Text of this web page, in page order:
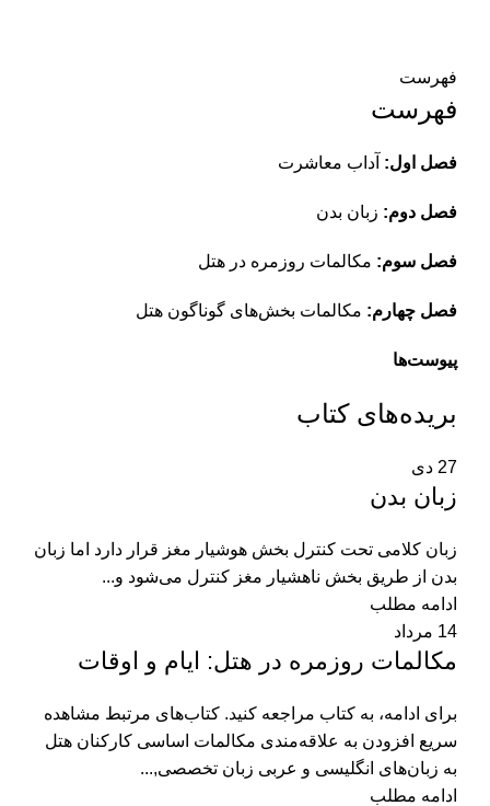
فهرست
فهرست
فصل اول: آداب معاشرت
فصل دوم:‌ زبان بدن
فصل سوم: مکالمات روزمره در هتل
فصل چهارم:‌ مکالمات بخش‌های گوناگون هتل
پیوست‌ها
بریده‌های کتاب
27 دی
زبان بدن
زبان کلامی تحت کنترل بخش هوشیار مغز قرار دارد اما زبان
بدن از طریق بخش ناهشیار مغز کنترل می‌شود و...
ادامه مطلب
14 مرداد
مکالمات روزمره در هتل: ایام و اوقات
برای ادامه، به کتاب مراجعه کنید. کتاب‌های مرتبط مشاهده
سریع افزودن به علاقه‌مندی مکالمات ‌اساسی کارکنان ‌هتل
به‌ زبان‌‌های‌ انگلیسی ‌و ‌عربی زبان تخصصی,...
ادامه مطلب